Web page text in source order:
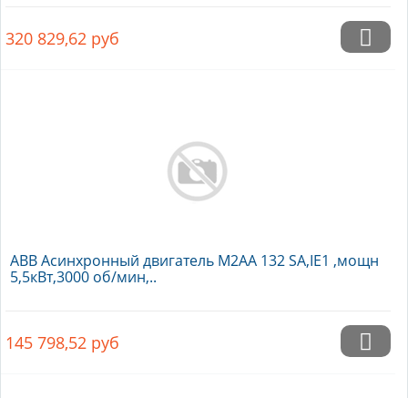
320 829,62 руб
ABB Асинхронный двигатель M2AA 132 SA,IE1 ,мощн
5,5кВт,3000 об/мин,..
145 798,52 руб